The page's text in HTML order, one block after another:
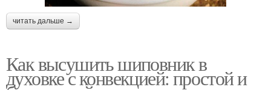
читать дальше →
Как высушить шиповник в
духовке с конвекцией: простой и